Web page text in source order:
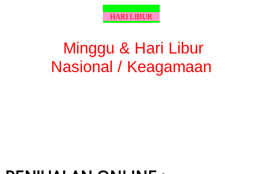
HARI LIBUR
Minggu & Hari Libur
Nasional / Keagamaan